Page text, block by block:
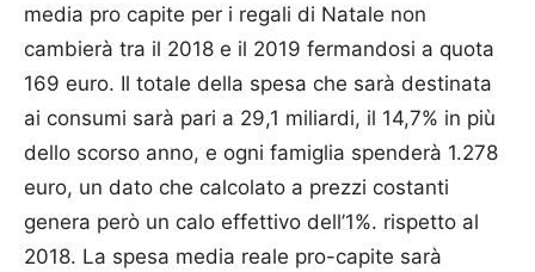
media pro capite per i regali di Natale non
cambierà tra il 2018 e il 2019 fermandosi a quota
169 euro. Il totale della spesa che sarà destinata
ai consumi sarà pari a 29,1 miliardi, il 14,7% in più
dello scorso anno, e ogni famiglia spenderà 1.278
euro, un dato che calcolato a prezzi costanti
genera però un calo effettivo dell’1%. rispetto al
2018. La spesa media reale pro-capite sarà